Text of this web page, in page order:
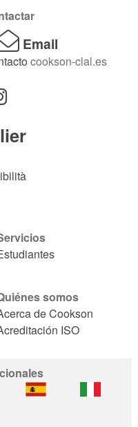
Email
cookson-clal.es
somos
de Cookson
ISO